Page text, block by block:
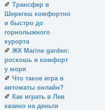
✐ Трансфер в
Шерегеш комфортно
и быстро до
горнолыжного
курорта
✐ ЖК Marine garden:
роскошь и комфорт
у моря
✐ Что такое игра в
автоматы онлайн?
✐ Как играть в Лев
казино на деньги